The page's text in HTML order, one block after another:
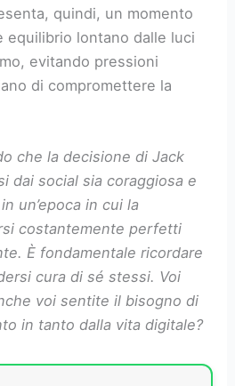
quindi, un momento
equilibrio lontano dalle luci
evitando pressioni
di compromettere la
che la decisione di Jack
dai social sia coraggiosa e
un’epoca in cui la
costantemente perfetti
È fondamentale ricordare
cura di sé stessi. Voi
voi sentite il bisogno di
in tanto dalla vita digitale?